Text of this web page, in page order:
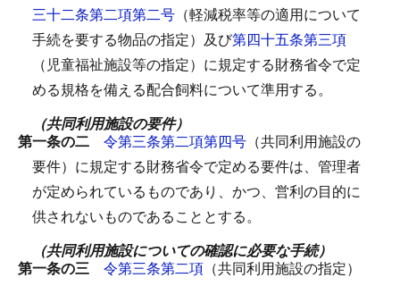
三十二条第二項第二号 （軽減税率等の適用について
手続を要する物品の指定）及び第四十五条第三項
（児童福祉施設等の指定）に規定する財務省令で定
める規格を備える配合飼料について準用する。
（共同利用施設の要件）
第一条の二 令第三条第二項第四号 （共同利用施設の
要件）に規定する財務省令で定める要件は、管理者
が定められているものであり、かつ、営利の目的に
供されないものであることとする。
（共同利用施設についての確認に必要な手続）
第一条の三 令第三条第二項 （共同利用施設の指定）